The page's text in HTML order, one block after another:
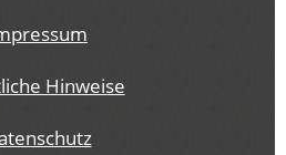
Hinweise